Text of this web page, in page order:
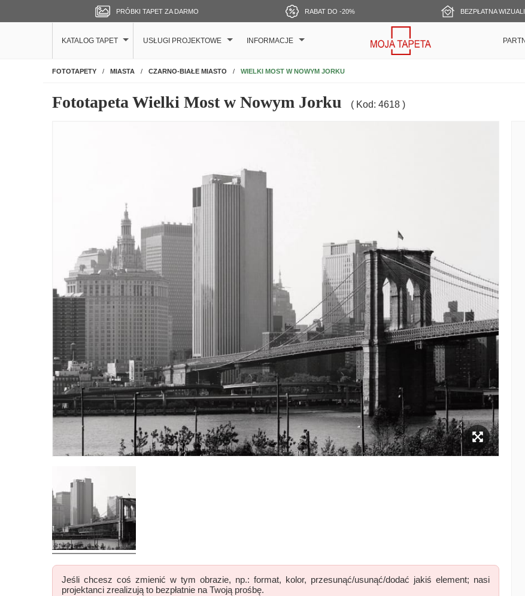
PRÓBKI TAPET ZA DARMO RABAT DO -20% BEZPŁATNA
KATALOG TAPET USŁUGI PROJEKTOWE INFORMACJE
FOTOTAPETYNA ŚCIANĘ
MIASTA CZARNO-BIAŁE MIASTO WIELKI MOST W NOWYM JORKU
Fototapeta Wielki Most w Nowym Jorku ( Kod: 4618 )
Jeśli chcesz coś zmienić w tym obrazie, np.: format, kolor, przesunąć/usunąć/dodać jakiś element; nasi
projektanci zrealizują to bezpłatnie na Twoją prośbę.